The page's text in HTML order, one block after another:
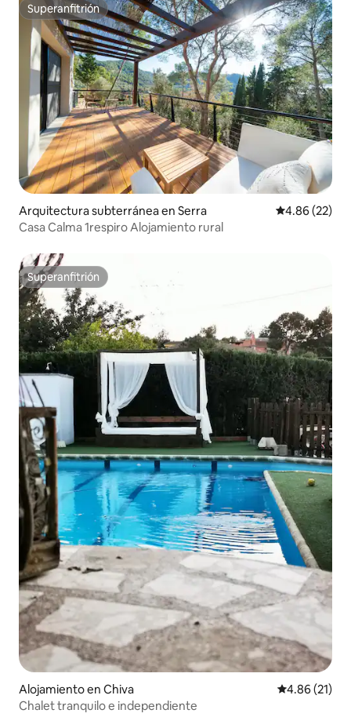
Superanfitrión
Superanfitrión
Arquitectura subterránea en Serra Calificación
4.86 (22)
Casa Calma 1respiro Alojamiento rural
Superanfitrión
Superanfitrión
Alojamiento en Chiva Calificación
4.86 (21)
Chalet tranquilo e independiente